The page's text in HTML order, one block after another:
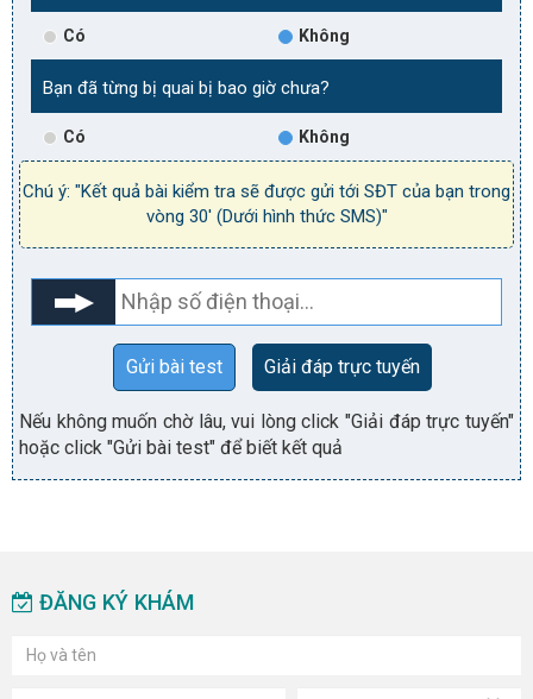
Có Không
Bạn đã từng bị quai bị bao giờ chưa?
Có Không
Chú ý: "Kết quả bài kiểm tra sẽ được gửi tới SĐT của bạn trong
vòng 30' (Dưới hình thức SMS)"
Gửi bài test Giải đáp trực tuyến
Nếu không muốn chờ lâu, vui lòng click "Giải đáp trực tuyến"
hoặc click "Gửi bài test" để biết kết quả
ĐĂNG KÝ KHÁM